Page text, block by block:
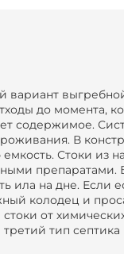
вариант
до момента,
содержимое.
В
Стоки из
препаратами.
ила на дне. Если
колодец и
от
тип септика